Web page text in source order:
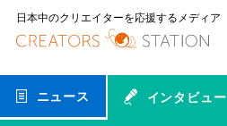
日本中のクリエイターを応援するメディア
ニュース インタビュー